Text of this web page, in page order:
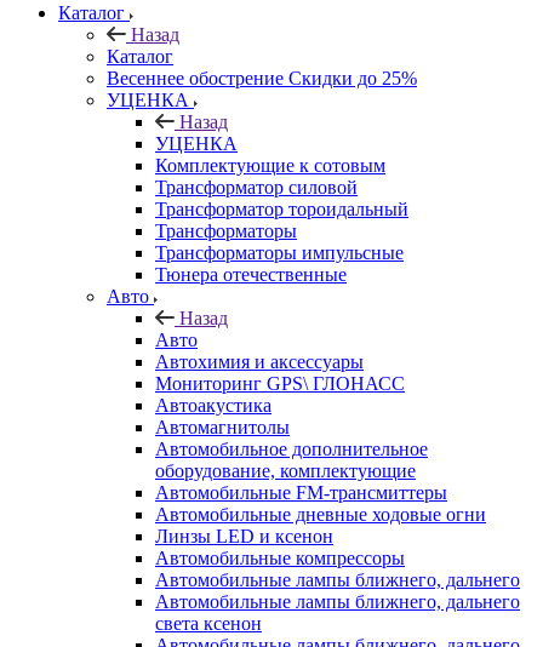
Каталог
Назад
Каталог
Весеннее обострение Скидки до 25%
УЦЕНКА
Назад
УЦЕНКА
Комплектующие к сотовым
Трансформатор силовой
Трансформатор тороидальный
Трансформаторы
Трансформаторы импульсные
Тюнера отечественные
Авто
Назад
Авто
Автохимия и аксессуары
Мониторинг GPS\ ГЛОНАСС
Автоакустика
Автомагнитолы
Автомобильное дополнительное
оборудование, комплектующие
Автомобильные FM-трансмиттеры
Автомобильные дневные ходовые огни
Линзы LED и ксенон
Автомобильные компрессоры
Автомобильные лампы ближнего, дальнего
Автомобильные лампы ближнего, дальнего
света ксенон